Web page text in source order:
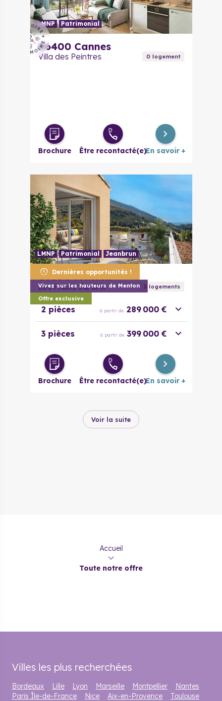
LMNP Patrimonial
06400 Cannes
Villa des Peintres 0logement
Brochure Être recontacté(e)En savoir +
Dernières opportunités !
Vivez sur les hauteurs de Menton
Offre exclusive
LMNP Patrimonial Jeanbrun
06500 Menton
Les Hauts Jardins 3logements
2 pièces à partir de 289 000 €
3 pièces à partir de 399 000 €
Brochure Être recontacté(e)En savoir +
Voir la suite
Accueil
Toute notre offre
Villes les plus recherchées
Bordeaux Lille Lyon Marseille Montpellier
Nantes
Paris Île-de-France
Nice Aix-en-Provence Toulouse